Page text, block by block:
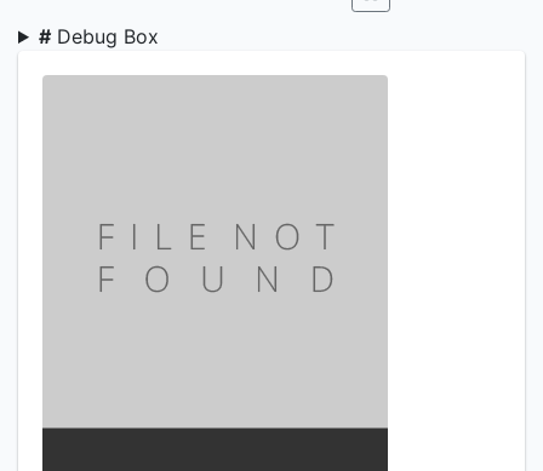
# Debug Box